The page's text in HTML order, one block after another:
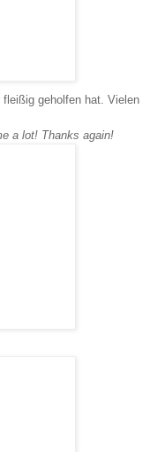
geholfen hat. Vielen
a lot! Thanks again!